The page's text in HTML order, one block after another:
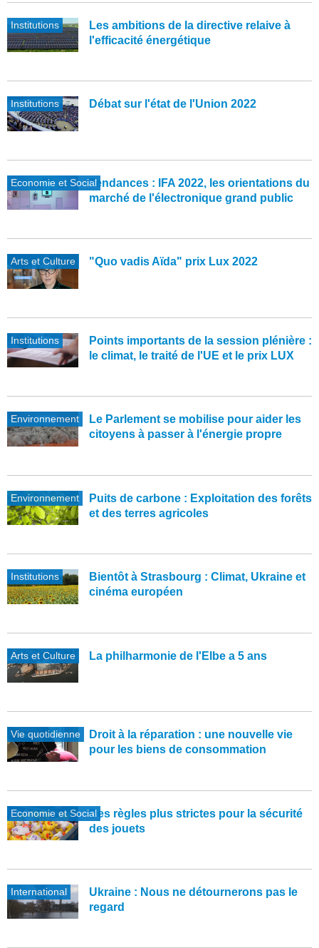
Institutions
Les ambitions de la directive relaive à
l'efficacité énergétique
Institutions Débat sur l'état de l'Union 2022
Economie et SocialTendances : IFA 2022, les orientations du
marché de l'électronique grand public
Arts et Culture "Quo vadis Aïda" prix Lux 2022
Institutions
Points importants de la session plénière :
le climat, le traité de l'UE et le prix LUX
Environnement
Le Parlement se mobilise pour aider les
citoyens à passer à l'énergie propre
Environnement
Puits de carbone : Exploitation des forêts
et des terres agricoles
Institutions
Bientôt à Strasbourg : Climat, Ukraine et
cinéma européen
Arts et Culture La philharmonie de l'Elbe a 5 ans
Vie quotidienne
Droit à la réparation : une nouvelle vie
pour les biens de consommation
Economie et SocialDes règles plus strictes pour la sécurité
des jouets
International
Ukraine : Nous ne détournerons pas le
regard